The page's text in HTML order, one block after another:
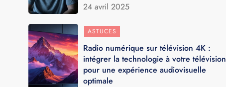
24 avril 2025
ASTUCES
Radio numérique sur télévision 4K :
intégrer la technologie à votre télévision
pour une expérience audiovisuelle
optimale